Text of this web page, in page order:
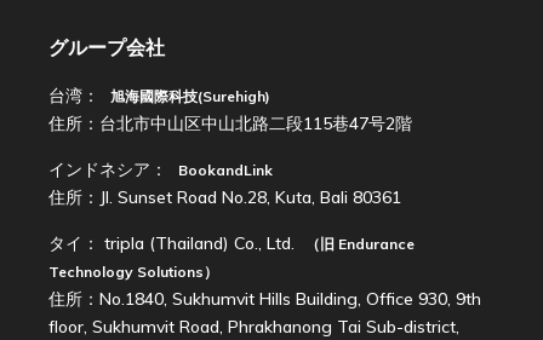
グループ会社
台湾： 旭海國際科技(Surehigh)
住所：台北市中山区中山北路二段115巷47号2階
インドネシア： BookandLink
住所：Jl. Sunset Road No.28, Kuta, Bali 80361
タイ： tripla (Thailand) Co., Ltd. （旧 Endurance
Technology Solutions ）
住所：No.1840, Sukhumvit Hills Building, Office 930, 9th
floor, Sukhumvit Road, Phrakhanong Tai Sub-district,